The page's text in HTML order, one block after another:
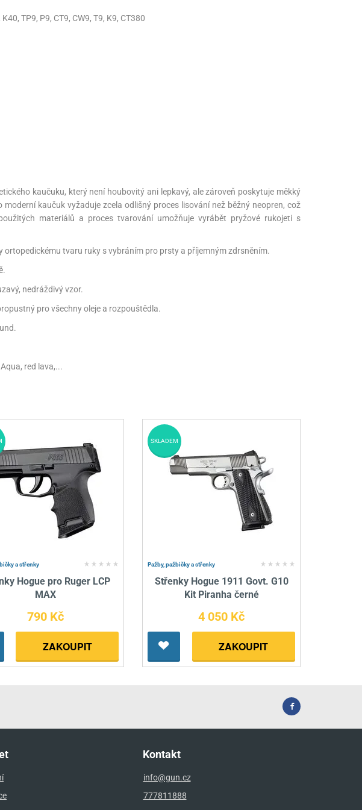
TP9, P9, CT9, CW9, T9, K9, CT380
kaučuku, který není houbovitý ani lepkavý, ale zároveň poskytuje měkký
kaučuk vyžaduje zcela odlišný proces lisování než běžný neopren, což
materiálů a proces tvarování umožňuje vyrábět pryžové rukojeti s
tvaru ruky s vybráním pro prsty a příjemným zdrsněním.
nedráždivý vzor.
pro všechny oleje a rozpouštědla.
red lava,...
a střenky
Hogue pro Ruger LCP
MAX
790 Kč
ZAKOUPIT
Pažby, pažbičky a střenky
Střenky Hogue 1911 Govt. G10
Kit Piranha černé
4 050 Kč
ZAKOUPIT
SKLADEM
Kontakt
info@gun.cz
777811888